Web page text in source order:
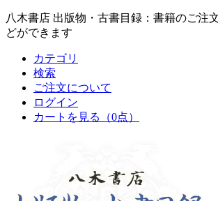
八木書店 出版物・古書目録：書籍のご注
どができます
カテゴリ
検索
ご注文について
ログイン
カートを見る
（0点）